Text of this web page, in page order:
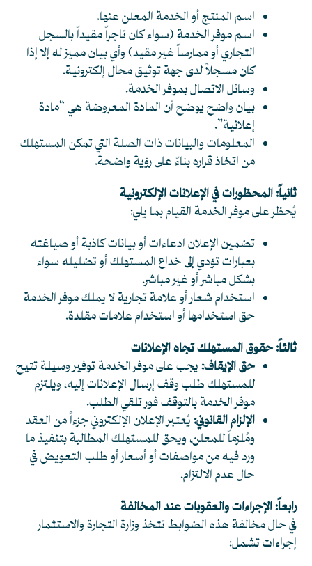
اسم المنتج أو الخدمة المعلن عنها.
اسم موفر الخدمة (سواء كان تاجراً مقيداً بالسجل
التجاري أو ممارساً غير مقيد) وأي بيان مميز له إلا إذا
كان مسجلاً لدى جهة توثيق محال إلكترونية.
وسائل الاتصال بموفر الخدمة.
بيان واضح يوضح أن المادة المعروضة هي “مادة
إعلانية”.
المعلومات والبيانات ذات الصلة التي تمكن المستهلك
من اتخاذ قراره بناءً على رؤية واضحة.
ثانياً: المحظورات في الإعلانات الإلكترونية
يُحظر على موفر الخدمة القيام بما يلي:
تضمين الإعلان ادعاءات أو بيانات كاذبة أو صياغته
بعبارات تؤدي إلى خداع المستهلك أو تضليله سواء
بشكل مباشر أو غير مباشر.
استخدام شعار أو علامة تجارية لا يملك موفر الخدمة
حق استخدامها أو استخدام علامات مقلدة.
ثالثاً: حقوق المستهلك تجاه الإعلانات
حق الإيقاف:يجب على موفر الخدمة توفير وسيلة تتيح
للمستهلك طلب وقف إرسال الإعلانات إليه، ويلتزم
موفر الخدمة بالتوقف فور تلقي الطلب.
الإلزام القانوني:يُعتبر الإعلان الإلكتروني جزءاً من العقد
ومُلزماً للمعلن، ويحق للمستهلك المطالبة بتنفيذ ما
ورد فيه من مواصفات أو أسعار أو طلب التعويض في
حال عدم الالتزام.
رابعاً: الإجراءات والعقوبات عند المخالفة
في حال مخالفة هذه الضوابط تتخذ وزارة التجارة والاستثمار
إجراءات تشمل: